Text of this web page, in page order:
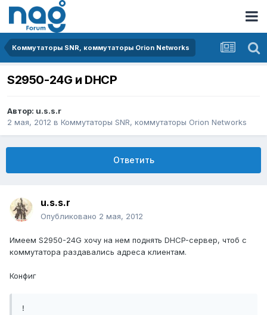
Коммутаторы SNR, коммутаторы Orion Networks
S2950-24G и DHCP
Автор: u.s.s.r
2 мая, 2012 в Коммутаторы SNR, коммутаторы Orion Networks
Ответить
u.s.s.r
Опубликовано 2 мая, 2012
Имеем S2950-24G хочу на нем поднять DHCP-сервер, чтоб с
коммутатора раздавались адреса клиентам.
Конфиг
!